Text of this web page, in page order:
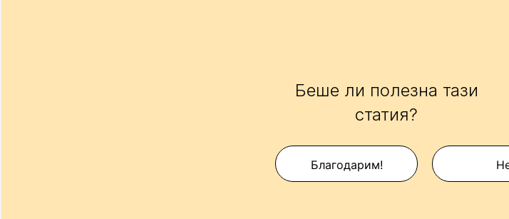
Беше ли полезна тази
статия?
Благодарим!